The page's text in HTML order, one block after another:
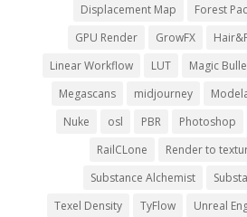
Displacement Map Forest
GPU Render
GrowFX
Linear Workflow
LUT Magic
Megascans
midjourney
Nuke
osl PBR Photoshop
RailCLone
Render to
Substance Alchemist
Texel Density
TyFlow Unreal